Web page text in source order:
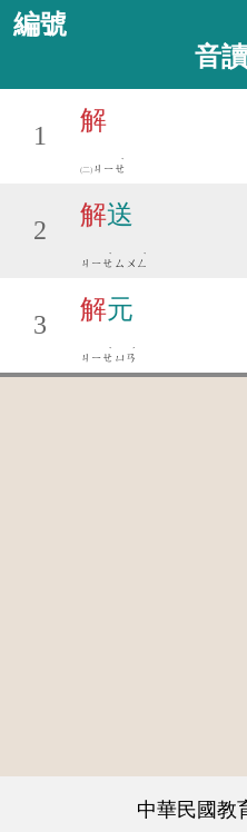
編號
音讀
1
解
ㄐㄧㄝ
ˋ
2
解送
ㄐㄧㄝ
ˋ
ㄙㄨㄥ
ˋ
3
解元
ㄐㄧㄝ
ˋ
ㄩㄢ
ˊ
中華民國教